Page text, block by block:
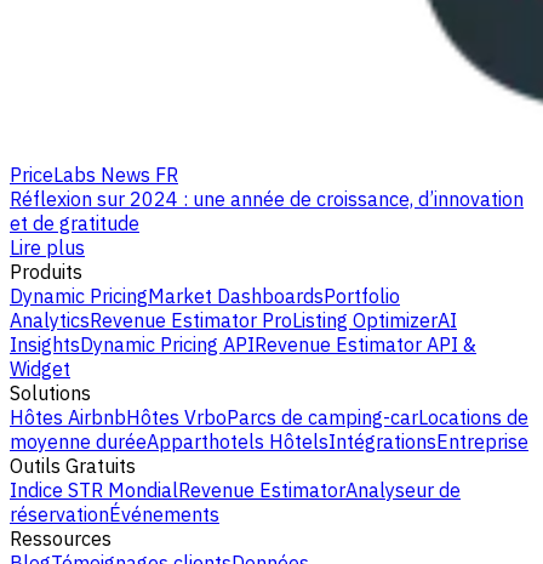
PriceLabs News FR
Réflexion sur 2024 : une année de croissance, d’innovation
et de gratitude
Lire plus
Produits
Dynamic PricingMarket DashboardsPortfolio
AnalyticsRevenue Estimator ProListing OptimizerAI
InsightsDynamic Pricing APIRevenue Estimator API &
Widget
Solutions
Hôtes AirbnbHôtes VrboParcs de camping-carLocations de
moyenne duréeApparthotels HôtelsIntégrationsEntreprise
Outils Gratuits
Indice STR MondialRevenue EstimatorAnalyseur de
réservationÉvénements
Ressources